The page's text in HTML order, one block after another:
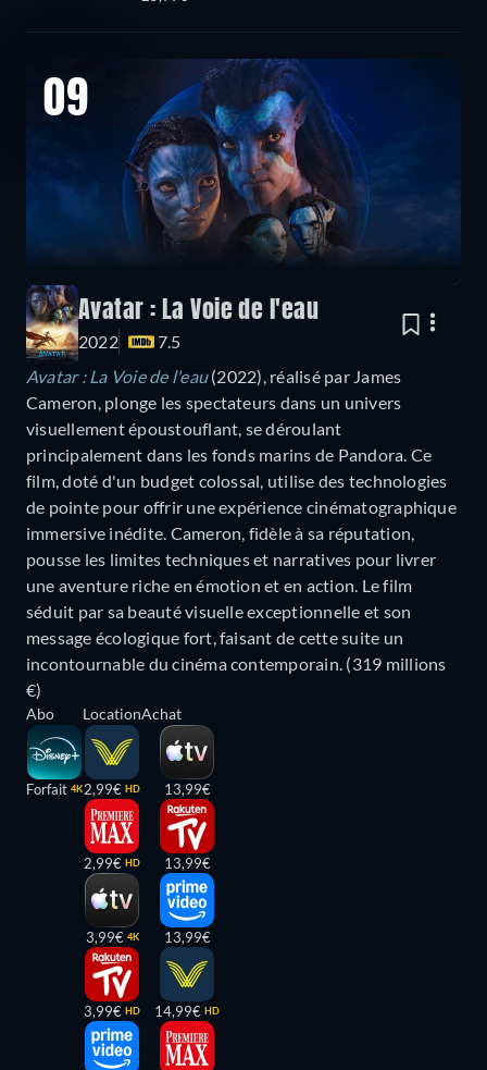
09
Avatar : La Voie de l'eau
2022
7.5
Avatar : La Voie de l'eau(2022), réalisé par James
Cameron, plonge les spectateurs dans un univers
visuellement époustouflant, se déroulant
principalement dans les fonds marins de Pandora. Ce
film, doté d'un budget colossal, utilise des technologies
de pointe pour offrir une expérience cinématographique
immersive inédite. Cameron, fidèle à sa réputation,
pousse les limites techniques et narratives pour livrer
une aventure riche en émotion et en action. Le film
séduit par sa beauté visuelle exceptionnelle et son
message écologique fort, faisant de cette suite un
incontournable du cinéma contemporain. (319 millions
€)
Abo
Forfait 4K
Location
2,99€ HD
2,99€ HD
3,99€ 4K
3,99€ HD
Achat
13,99€
13,99€
13,99€
14,99€ HD